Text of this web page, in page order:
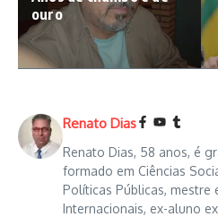
ouro
Renato Dias
Renato Dias, 58 anos, é
formado em Ciências
Políticas Públicas, mestre
Internacionais, ex-aluno